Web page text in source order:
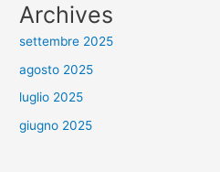
Archives
settembre 2025
agosto 2025
luglio 2025
giugno 2025